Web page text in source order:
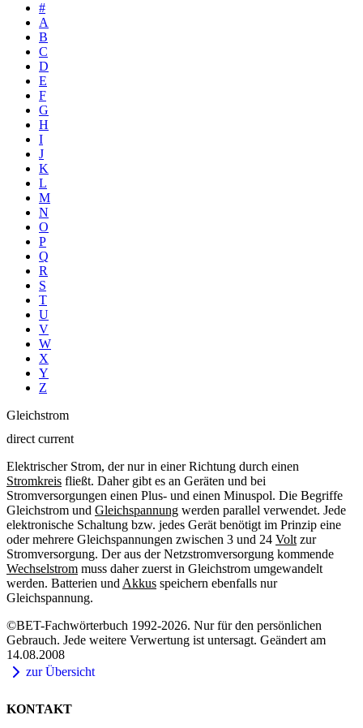
#
A
B
C
D
E
F
G
H
I
J
K
L
M
N
O
P
Q
R
S
T
U
V
W
X
Y
Z
Gleichstrom
direct current
Elektrischer Strom, der nur in einer Richtung durch einen
Stromkreis fließt. Daher gibt es an Geräten und bei
Stromversorgungen einen Plus- und einen Minuspol. Die Begriffe
Gleichstrom und Gleichspannung werden parallel verwendet. Jede
elektronische Schaltung bzw. jedes Gerät benötigt im Prinzip eine
oder mehrere Gleichspannungen zwischen 3 und 24 Volt zur
Stromversorgung. Der aus der Netzstromversorgung kommende
Wechselstrom muss daher zuerst in Gleichstrom umgewandelt
werden. Batterien und Akkus speichern ebenfalls nur
Gleichspannung.
©BET-Fachwörterbuch 1992-2026. Nur für den persönlichen
Gebrauch. Jede weitere Verwertung ist untersagt. Geändert am
14.08.2008
zur Übersicht
KONTAKT